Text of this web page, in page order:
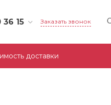
15 Заказать звонок
доставки